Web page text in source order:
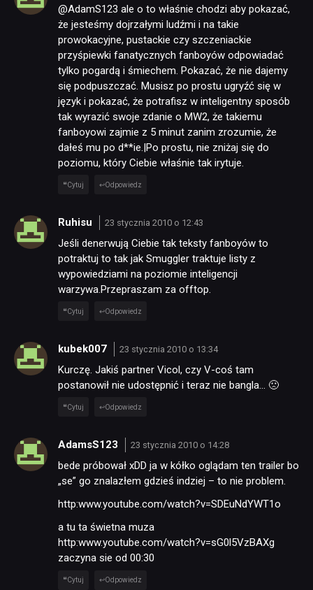
@AdamS123 ale o to właśnie chodzi aby pokazać,
że jesteśmy dojrzałymi ludźmi i na takie
prowokacyjne, pustackie czy szczeniackie
przyśpiewki fanatycznych fanboyów odpowiadać
tylko pogardą i śmiechem. Pokazać, że nie dajemy
się podpuszczać. Musisz po prostu ugryźć się w
język i pokazać, że potrafisz w inteligentny sposób
tak wyrazić swoje zdanie o MW2, że takiemu
fanboyowi zajmie z 5 minut zanim zrozumie, że
dałeś mu po d**ie.|Po prostu, nie zniżaj się do
poziomu, który Ciebie właśnie tak irytuje.
Cytuj Odpowiedz
Ruhisu 23 stycznia 2010 o 12:43
Jeśli denerwują Ciebie tak teksty fanboyów to
potraktuj to tak jak Smuggler traktuje listy z
wypowiedziami na poziomie inteligencji
warzywa.Przepraszam za offtop.
Cytuj Odpowiedz
kubek007 23 stycznia 2010 o 13:34
Kurczę. Jakiś partner Vicol, czy V-coś tam
postanowił nie udostępnić i teraz nie bangla… 🙁
Cytuj Odpowiedz
AdamsS123 23 stycznia 2010 o 14:28
bede próbował xDD ja w kółko oglądam ten trailer bo
„se” go znalazłem gdzieś indziej – to nie problem.
http:www.youtube.com/watch?v=SDEuNdYWT1o
a tu ta świetna muza
http:www.youtube.com/watch?v=sG0l5VzBAXg
zaczyna sie od 00:30
Cytuj Odpowiedz